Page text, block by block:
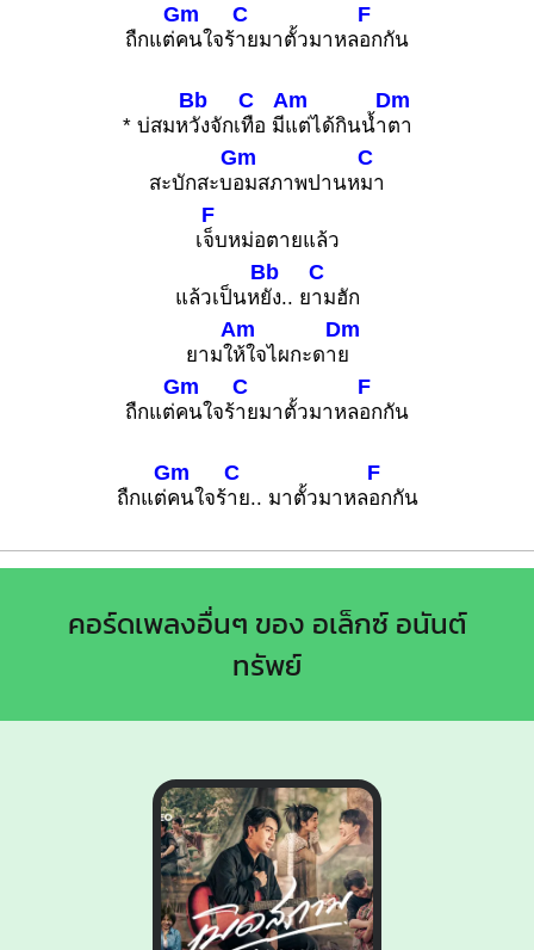
ถืกแต่
Gm
คนใจร้
C
ายมาตั้วมาหล
F
อกกัน
* บ่สมห
Bb
วังจักเ
C
ทือ มี
Am
แต่ได้กินน้ำ
Dm
ตา
สะบักสะบ
Gm
อมสภาพปานห
C
มา
เ
F
จ็บหม่อตายแล้ว
แล้วเป็นห
Bb
ยัง.. ย
C
ามฮัก
ยามใ
Am
ห้ใจไผกะดา
Dm
ย
ถืกแต่
Gm
คนใจร้
C
ายมาตั้วมาหล
F
อกกัน
ถืกแต่
Gm
คนใจร้
C
าย.. มาตั้วมาหล
F
อกกัน
คอร์ดเพลงอื่นๆ ของ อเล็กซ์ อนันต์
ทรัพย์